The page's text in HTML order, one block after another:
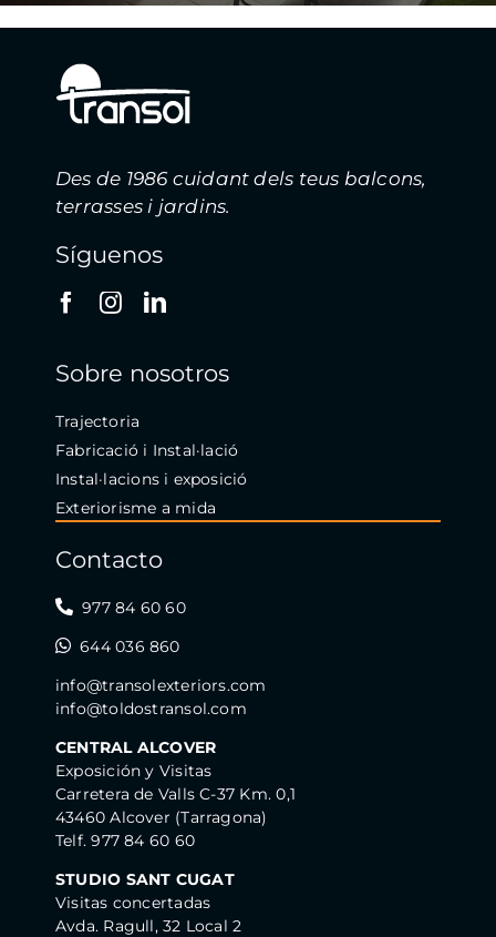
Des de 1986 cuidant dels teus balcons,
terrasses i jardins.
Síguenos
Sobre nosotros
Trajectoria
Fabricació i Instal·lació
Instal·lacions i exposició
Exteriorisme a mida
Contacto
977 84 60 60
644 036 860
info@transolexteriors.com
info@toldostransol.com
CENTRAL ALCOVER
Exposición y Visitas
Carretera de Valls C-37 Km. 0,1
43460 Alcover (Tarragona)
Telf. 977 84 60 60
STUDIO SANT CUGAT
Visitas concertadas
Avda. Ragull, 32 Local 2